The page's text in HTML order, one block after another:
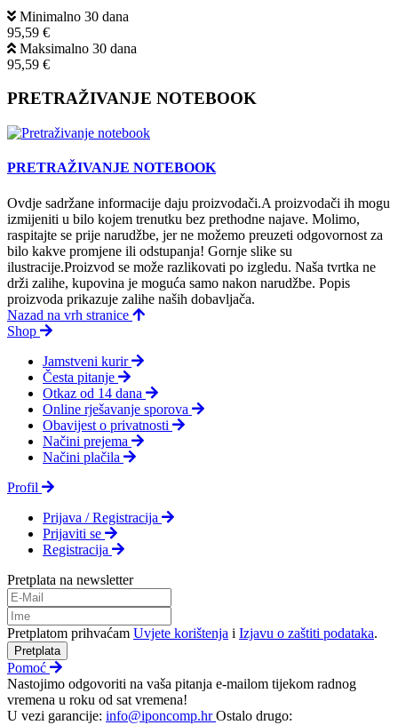
Minimalno 30 dana
95,59 €
Maksimalno 30 dana
95,59 €
PRETRAŽIVANJE NOTEBOOK
PRETRAŽIVANJE NOTEBOOK
Ovdje sadržane informacije daju proizvodači.A proizvodači ih mogu
izmijeniti u bilo kojem trenutku bez prethodne najave. Molimo,
raspitajte se prije narudžbe, jer ne možemo preuzeti odgovornost za
bilo kakve promjene ili odstupanja! Gornje slike su
ilustracije.Proizvod se može razlikovati po izgledu. Naša tvrtka ne
drži zalihe, kupovina je moguća samo nakon narudžbe. Popis
proizvoda prikazuje zalihe naših dobavljača.
Nazad na vrh stranice
Shop
Jamstveni kurir
Česta pitanje
Otkaz od 14 dana
Online rješavanje sporova
Obavijest o privatnosti
Načini prejema
Načini plačila
Profil
Prijava / Registracija
Prijaviti se
Registracija
Pretplata na newsletter
Pretplatom prihvaćam Uvjete korištenja i Izjavu o zaštiti podataka.
Pretplata
Pomoć
Nastojimo odgovoriti na vaša pitanja e-mailom tijekom radnog
vremena u roku od sat vremena!
U vezi garancije: info@iponcomp.hrOstalo drugo: